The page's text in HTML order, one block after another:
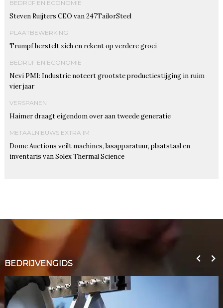
BEDRIJF EN ECONOMIE
Steven Ruijters CEO van 247TailorSteel
PLAATBEWERKING
Trumpf herstelt zich en rekent op verdere groei
BEDRIJF EN ECONOMIE
Nevi PMI: Industrie noteert grootste productiestijging in ruim
vier jaar
VERSPANEN
Haimer draagt eigendom over aan tweede generatie
METAALNIEUWS EXTRA IM
Dome Auctions veilt machines, lasapparatuur, plaatstaal en
inventaris van Solex Thermal Science
BEDRIJVENGIDS